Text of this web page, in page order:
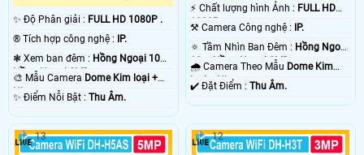
✨ Độ Phân giải : FULL HD 1080P .
®️ Tích hợp công nghệ :
IP.
❃ Xem ban đêm : Hồng Ngoại 10m
Hồng Ngoại SMD.
🎨 Mẫu Camera Dome Kim loại +
Nhựa.
️✨ Điểm Nỗi Bật : Thu Âm.
️⚡ Chất lượng hình Ảnh : FULL HD
1080P .
⚒ Camera Công nghệ :
IP.
🔅 Tầm Nhìn Ban Đêm : Hồng Ngoại
10m Hồng Ngoại SMD.
🌧️ Camera Theo Mẫu Dome Kim
loại + Nhựa. ️✔️ Đặt Điểm :Thu Âm.
13 12